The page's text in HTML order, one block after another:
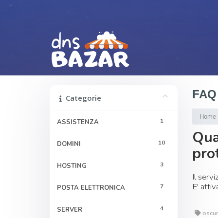
FAQ
Home
Categorie
1
ASSISTENZA
10
DOMINI
3
HOSTING
7
POSTA ELETTRONICA
4
SERVER
Il
E'